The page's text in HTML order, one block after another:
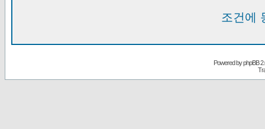
조건에
Powered byphpBB